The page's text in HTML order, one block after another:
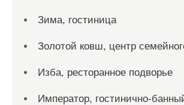
Зима, гостиница
Золотой ковш, центр
Изба, ресторанное подворье
Император, гостинично-